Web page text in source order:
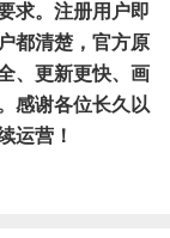
求。注册用户即
都清楚，官方原
、更新更快、画
感谢各位长久以
运营！